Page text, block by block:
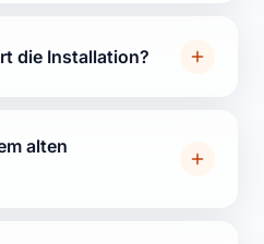
die Installation?
alten